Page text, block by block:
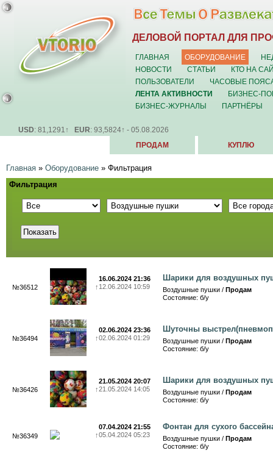
ДЕЛОВОЙ ПОРТАЛ ДЛЯ
ГЛАВНАЯ ОБОРУДОВАНИЕ
НОВОСТИ
СТАТЬИ
КТО НА
ПОЛЬЗОВАТЕЛИ
ЧАСОВЫЕ
ЛЕНТА АКТИВНОСТИ
БИЗНЕС-
БИЗНЕС-ЖУРНАЛЫ
ПАРТНЁРЫ
USD: 81,1291↑ EUR: 93,5824↑ - 05.08.2026
ПРОДАМ КУПЛЮ
Главная » Оборудование » Фильтрация
Фильтрация
№36512
16.06.2024 21:36
↑ 12.06.2024 10:59
Шарики для воздушных
Воздушные пушки / Продам
Состояние: б/у
№36494
02.06.2024 23:36
↑02.06.2024 01:29
Шуточны
Воздушные пушки / Продам
Состояние: б/у
№36426
21.05.2024 20:07
↑21.05.2024 14:05
Шарики для воздушных
Воздушные пушки / Продам
Состояние: б/у
№36349
07.04.2024 21:55
↑05.04.2024 05:23
Фонтан для сухого
Воздушные пушки / Продам
Состояние: б/у